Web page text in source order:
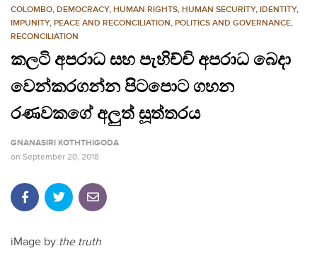
COLOMBO, DEMOCRACY, HUMAN RIGHTS, HUMAN SECURITY, IDENTITY,
IMPUNITY, PEACE AND RECONCILIATION, POLITICS AND GOVERNANCE,
RECONCILIATION
කලටි අපරාධ සහ පැහිච්චි අපරාධ බෙදා
වෙන්කරගන්න පිටපොට ගහන
රණවකගේ අලුත් සූත්තරය
GNANASIRI KOTHTHIGODA
on September 20, 2018
iMage by:the truth